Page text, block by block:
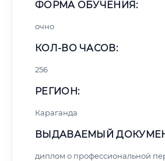
ФОРМА ОБУЧЕНИЯ:
очно
КОЛ-ВО ЧАСОВ:
256
РЕГИОН:
Караганда
ВЫДАВАЕМЫЙ
диплом о профессиональной